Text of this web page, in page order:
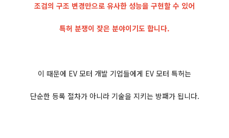
조검의 구조 변경만으로 유사한 성능을 구현할 수 있어
특허 분쟁이 잦은 분야이기도 합니다.
이 때문에 EV 모터 개발 기업들에게 EV 모터 특허는
단순한 등록 절차가 아니라 기술을 지키는 방패가 됩니다.